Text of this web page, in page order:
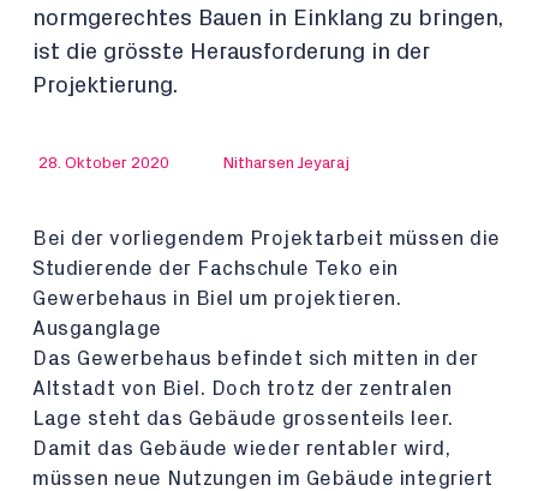
normgerechtes Bauen in Einklang zu bringen,
ist die grösste Herausforderung in der
Projektierung.
28. Oktober 2020 Nitharsen Jeyaraj
Bei der vorliegendem Projektarbeit müssen die
Studierende der Fachschule Teko ein
Gewerbehaus in Biel um projektieren.
Ausganglage
Das Gewerbehaus befindet sich mitten in der
Altstadt von Biel. Doch trotz der zentralen
Lage steht das Gebäude grossenteils leer.
Damit das Gebäude wieder rentabler wird,
müssen neue Nutzungen im Gebäude integriert